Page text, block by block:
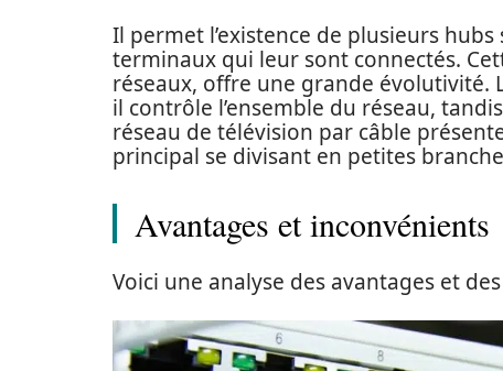
Il permet l’existence de plusieurs
terminaux qui leur sont connectés.
réseaux, offre une grande évolutivité.
il contrôle l’ensemble du réseau,
réseau de télévision par câble
principal se divisant en petites
Avantages et inconvénients
Voici une analyse des avantages et